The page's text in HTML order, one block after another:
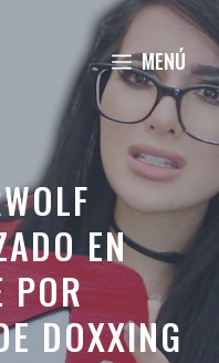
MENÚ
EN
POR
DOXXING